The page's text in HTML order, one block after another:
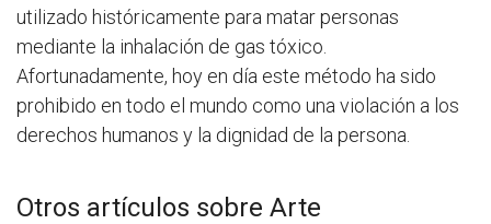
utilizado históricamente para matar personas
mediante la inhalación de gas tóxico.
Afortunadamente, hoy en día este método ha sido
prohibido en todo el mundo como una violación a los
derechos humanos y la dignidad de la persona.
Otros artículos sobre Arte